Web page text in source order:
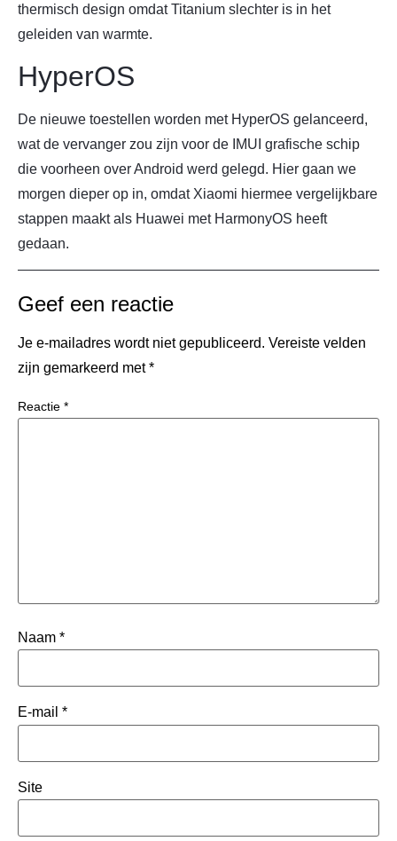
thermisch design omdat Titanium slechter is in het
geleiden van warmte.
HyperOS
De nieuwe toestellen worden met HyperOS gelanceerd,
wat de vervanger zou zijn voor de IMUI grafische schip
die voorheen over Android werd gelegd. Hier gaan we
morgen dieper op in, omdat Xiaomi hiermee vergelijkbare
stappen maakt als Huawei met HarmonyOS heeft
gedaan.
Geef een reactie
Je e-mailadres wordt niet gepubliceerd. Vereiste velden
zijn gemarkeerd met*
Reactie *
Naam *
E-mail *
Site